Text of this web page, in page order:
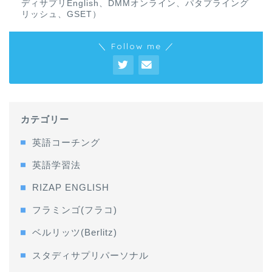
ディサプリEnglish、DMMオンライン、パタプライング
リッシュ、GSET）
＼ Follow me ／
カテゴリー
英語コーチング
英語学習法
RIZAP ENGLISH
フラミンゴ(フラコ)
ベルリッツ(Berlitz)
スタディサプリパーソナル